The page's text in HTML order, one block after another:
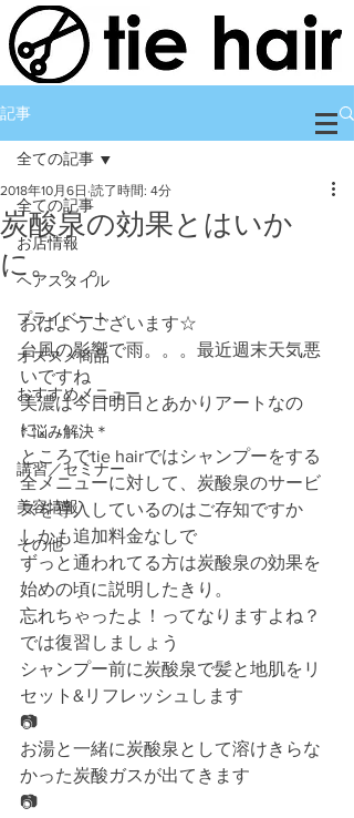
記事
全ての記事
お店情報
ヘアスタイル
プライベート
オススメ商品
おすすめメニュー
＊悩み解決＊
講習／セミナー
美容情報
その他
全ての記事
炭酸泉の効果とはいか
に。。。
2018年10月6日 読了時間: 4分
おはようございます☆
台風の影響で雨。。。最近週末天気悪
いですね
美濃は今日明日とあかりアートなの
に。。。
ところでtie hairではシャンプーをする
全メニューに対して、炭酸泉のサービ
スを導入しているのはご存知ですか
しかも追加料金なしで
ずっと通われてる方は炭酸泉の効果を
始めの頃に説明したきり。
忘れちゃったよ！ってなりますよね？
では復習しましょう
シャンプー前に炭酸泉で髪と地肌をリ
セット&リフレッシュします
📷
お湯と一緒に炭酸泉として溶けきらな
かった炭酸ガスが出てきます
📷